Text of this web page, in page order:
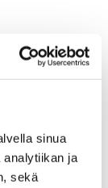
sinua
analytiikan ja
sekä